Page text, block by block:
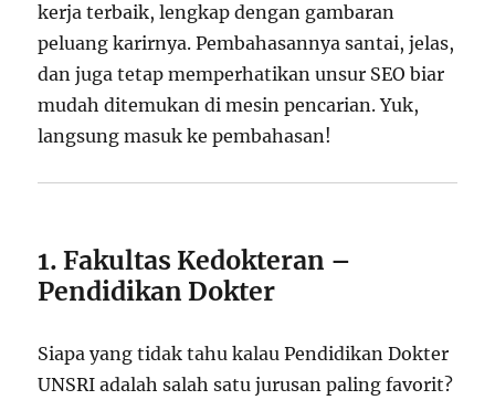
kerja terbaik, lengkap dengan gambaran
peluang karirnya. Pembahasannya santai, jelas,
dan juga tetap memperhatikan unsur SEO biar
mudah ditemukan di mesin pencarian. Yuk,
langsung masuk ke pembahasan!
1. Fakultas Kedokteran –
Pendidikan Dokter
Siapa yang tidak tahu kalau Pendidikan Dokter
UNSRI adalah salah satu jurusan paling favorit?